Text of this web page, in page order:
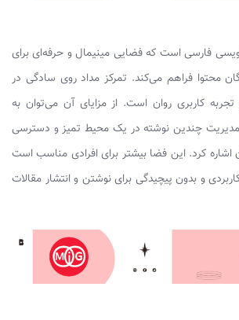
فارسی است که فضایی مینیمال و حرفه‌ای برای
محتوا فراهم می‌کند. تمرکز مداد روی سادگی در
تجربه کاربری روان است. از مزایای آن می‌توان به
مدیریت چندین نوشته در یک محیط تمیز و دسترسی
اشاره کرد. این فضا بیشتر برای افرادی مناسب است
و بدون پیچیدگی برای نوشتن و انتشار مقالات